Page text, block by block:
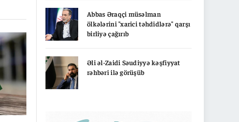
Abbas Əraqçi müsəlman
ölkələrini "xarici təhdidlərə" qarşı
birliyə çağırıb
Əli əl-Zaidi Səudiyyə kəşfiyyat
rəhbəri ilə görüşüb